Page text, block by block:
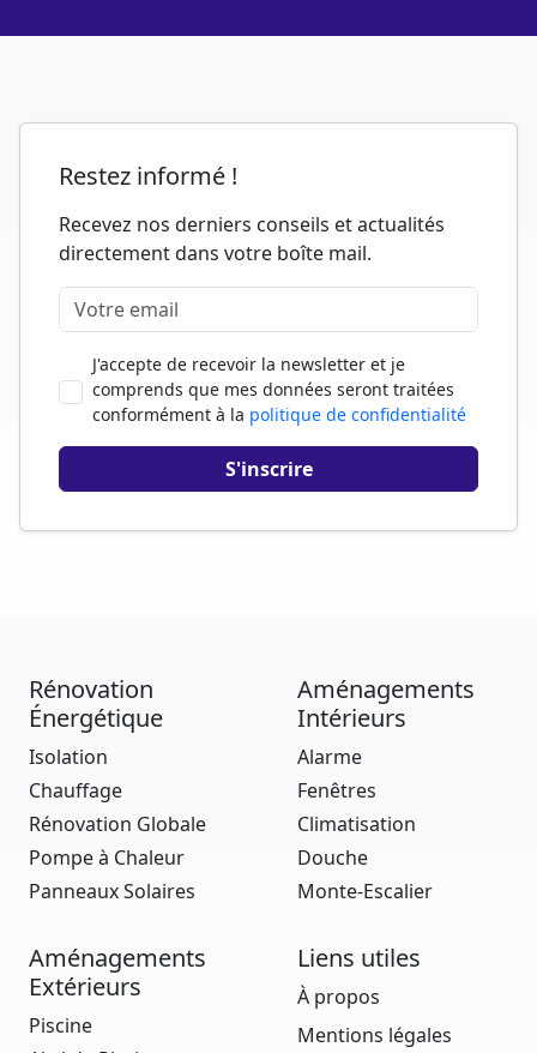
Restez informé !
Recevez nos derniers conseils et actualités
directement dans votre boîte mail.
J'accepte de recevoir la newsletter et je
comprends que mes données seront traitées
conformément à la politique de confidentialité
Rénovation
Énergétique
Isolation
Chauffage
Rénovation Globale
Pompe à Chaleur
Panneaux Solaires
Aménagements
Intérieurs
Alarme
Fenêtres
Climatisation
Douche
Monte-Escalier
Aménagements
Extérieurs
Piscine
Liens utiles
À propos
Mentions légales